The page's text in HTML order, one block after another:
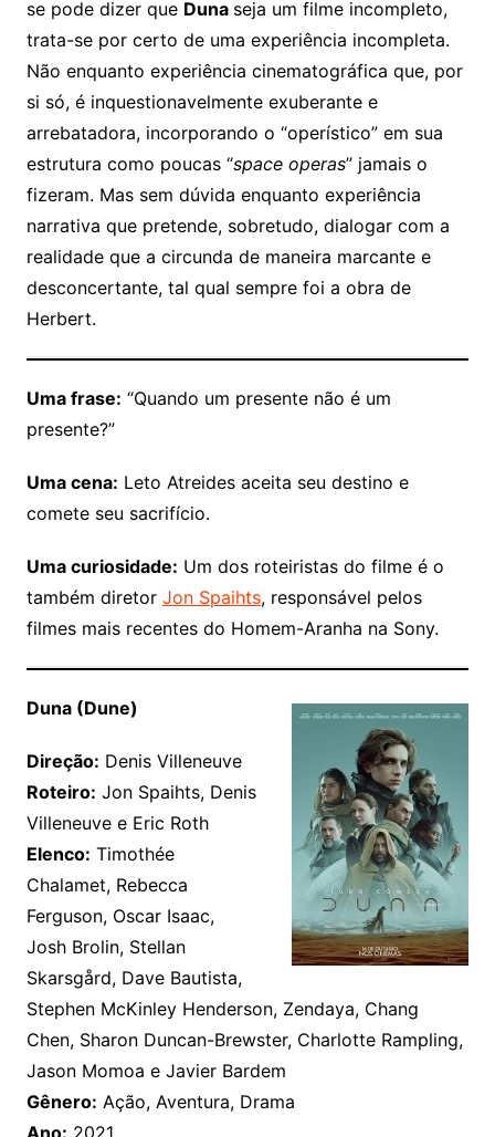
se pode dizer que Duna seja um filme incompleto,
trata-se por certo de uma experiência incompleta.
Não enquanto experiência cinematográfica que, por
si só, é inquestionavelmente exuberante e
arrebatadora, incorporando o “operístico” em sua
estrutura como poucas “space operas” jamais o
fizeram. Mas sem dúvida enquanto experiência
narrativa que pretende, sobretudo, dialogar com a
realidade que a circunda de maneira marcante e
desconcertante, tal qual sempre foi a obra de
Herbert.
Uma frase: “Quando um presente não é um
presente?”
Uma cena: Leto Atreides aceita seu destino e
comete seu sacrifício.
Uma curiosidade: Um dos roteiristas do filme é o
também diretor Jon Spaihts, responsável pelos
filmes mais recentes do Homem-Aranha na Sony.
Duna (Dune)
Direção: Denis Villeneuve
Roteiro: Jon Spaihts, Denis
Villeneuve e Eric Roth
Elenco: Timothée
Chalamet, Rebecca
Ferguson, Oscar Isaac,
Josh Brolin, Stellan
Skarsgård, Dave Bautista,
Stephen McKinley Henderson, Zendaya, Chang
Chen, Sharon Duncan-Brewster, Charlotte Rampling,
Jason Momoa e Javier Bardem
Gênero: Ação, Aventura, Drama
Ano: 2021